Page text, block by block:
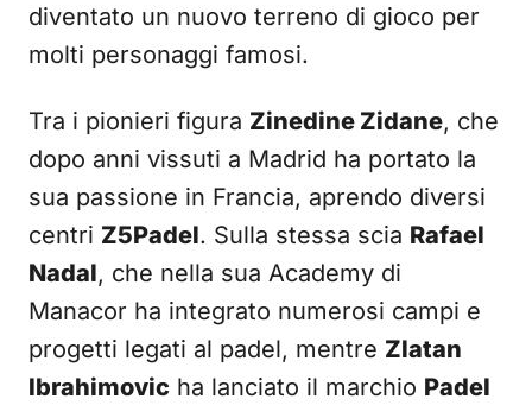
diventato un nuovo terreno di gioco per
molti personaggi famosi.
Tra i pionieri figura Zinedine Zidane, che
dopo anni vissuti a Madrid ha portato la
sua passione in Francia, aprendo diversi
centri Z5Padel. Sulla stessa scia Rafael
Nadal, che nella sua Academy di
Manacor ha integrato numerosi campi e
progetti legati al padel, mentre Zlatan
Ibrahimovic ha lanciato il marchio Padel